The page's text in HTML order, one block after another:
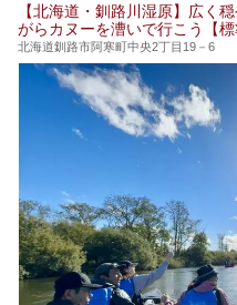
【北海道・釧路川湿原】広く
がらカヌーを漕いで行こう【標
北海道釧路市阿寒町中央2丁目19－6